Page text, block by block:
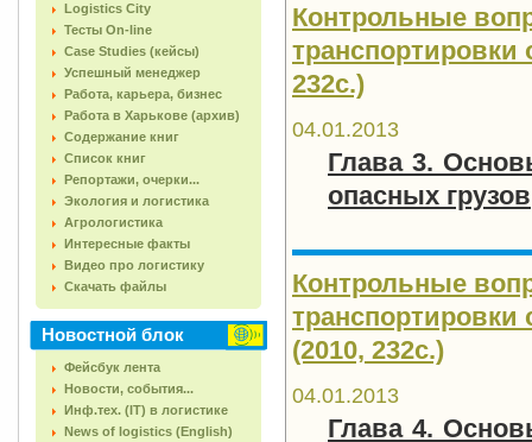
Logistics City
Тесты On-line
Case Studies (кейсы)
Успешный менеджер
Работа, карьера, бизнес
Работа в Харькове (архив)
Содержание книг
Список книг
Репортажи, очерки...
Экология и логистика
Агрологистика
Интересные факты
Видео про логистику
Скачать файлы
Новостной блок
Фейсбук лента
Новости, события...
Инф.тех. (IT) в логистике
News of logistics (English)
Контрольные
транспортировки
232с.)
04.01.2013
Глава 3.
опасных грузов
Контрольные
транспортировки
(2010, 232с.)
04.01.2013
Глава 4.